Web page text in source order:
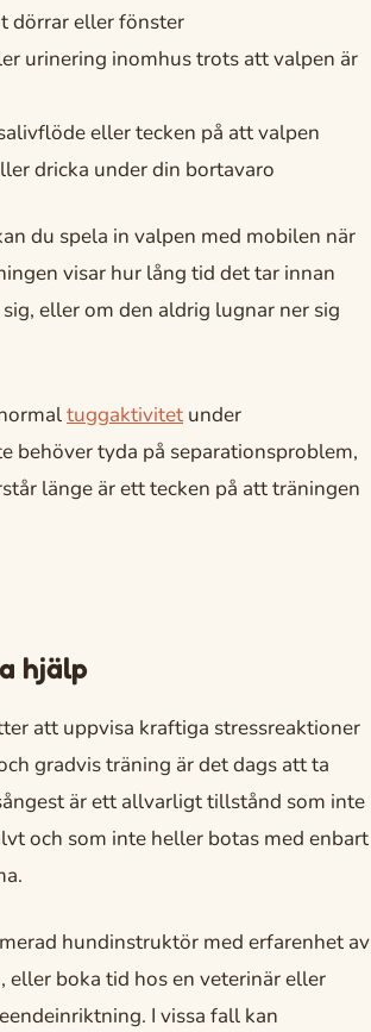
dörrar eller fönster
urinering inomhus trots att valpen är
eller tecken på att valpen
dricka under din bortavaro
du spela in valpen med mobilen när
visar hur lång tid det tar innan
eller om den aldrig lugnar ner sig
tuggaktivitet under
behöver tyda på separationsproblem,
länge är ett tecken på att träningen
hjälp
att uppvisa kraftiga stressreaktioner
gradvis träning är det dags att ta
är ett allvarligt tillstånd som inte
och som inte heller botas med enbart
hundinstruktör med erfarenhet av
eller boka tid hos en veterinär eller
I vissa fall kan